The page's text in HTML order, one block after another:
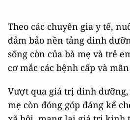
Theo các chuyên gia y tế,
đảm bảo nền tảng dinh
sống còn của bà mẹ và trẻ
cơ mắc các bệnh cấp và
Vượt qua giá trị dinh
mẹ còn đóng góp đáng kể